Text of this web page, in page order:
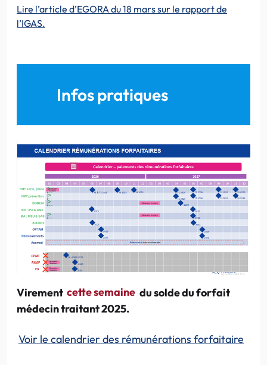
Lire l’article d’EGORA du 18 mars sur le rapport de
l’IGAS.
Infos pratiques
Virement cette semaine du solde du forfait
médecin traitant 2025.
Voir le calendrier des rémunérations forfaitaire